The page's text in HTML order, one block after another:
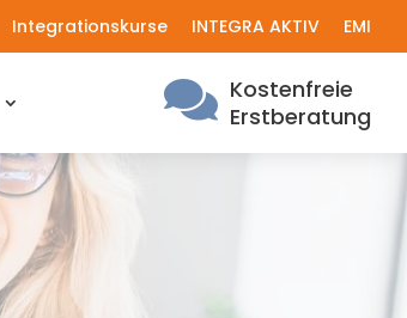
Integrationskurse INTEGRA AKTIV EMI
 Kostenfreie
Erstberatung